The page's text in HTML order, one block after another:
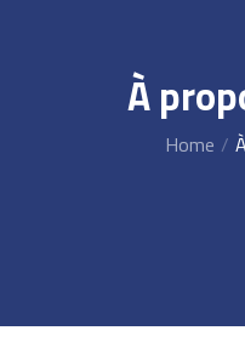
À
Home